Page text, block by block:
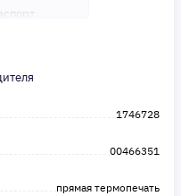
ставки
Ваше
1746728
00466351
прямая термопечать